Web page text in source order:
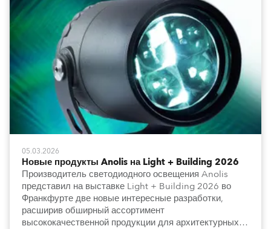
05.03.2026
Новые продукты Anolis на Light + Building 2026
Производитель светодиодного освещения Anolis
представил на выставке Light + Building 2026 во
Франкфурте две новые интересные разработки,
расширив обширный ассортимент
высококачественной продукции для архитектурных и